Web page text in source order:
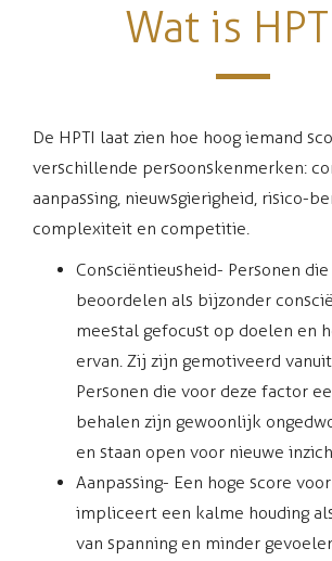
Wat is
De HPTI laat zien hoe hoog iemand
verschillende persoonskenmerken:
aanpassing, nieuwsgierigheid, risico-
complexiteit en competitie.
Consciëntieusheid - Personen
beoordelen als bijzonder
meestal gefocust op doelen en
ervan. Zij zijn gemotiveerd
Personen die voor deze factor
behalen zijn gewoonlijk
en staan open voor nieuwe
Aanpassing - Een hoge score
impliceert een kalme houding
van spanning en minder